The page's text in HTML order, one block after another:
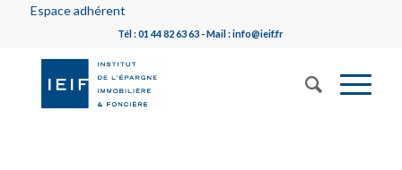
Espace adhérent
Tél : 01 44 82 63 63 - Mail : info@ieif.fr